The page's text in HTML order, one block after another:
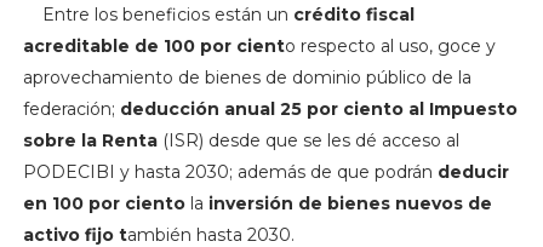
Entre los beneficios están un crédito fiscal
acreditable de 100 por ciento respecto al uso, goce y
aprovechamiento de bienes de dominio público de la
federación; deducción anual 25 por ciento al Impuesto
sobre la Renta(ISR) desde que se les dé acceso al
PODECIBI y hasta 2030; además de que podrán deducir
en 100 por cientola inversión de bienes nuevos de
activo fijo también hasta 2030.